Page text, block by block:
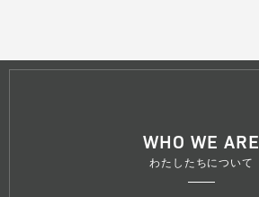
WHO WE ARE
わたしたちについて